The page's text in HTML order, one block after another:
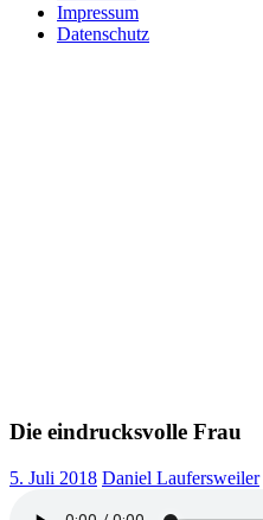
Impressum
Datenschutz
Die eindrucksvolle Frau
5. Juli 2018 Daniel Laufersweiler